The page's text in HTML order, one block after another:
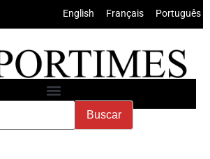
English Français Português